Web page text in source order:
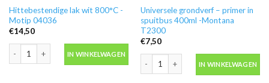
Hittebestendige lak wit 800°C -
Motip 04036
€14,50
Hittebestendige lak wit 800°C -Motip 04036 aantal
IN WINKELWAGEN
Universele grondverf – primer in
spuitbus 400ml -Montana
T2300
€7,50
Universele grondverf – primer in
IN WINKELWAGEN